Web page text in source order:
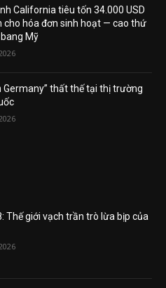
California tiêu tốn 34.000 USD
cho hóa đơn sinh hoạt — cao thứ
Mỹ
Germany” thất thế tại thị trường
Thế giới vạch trần trò lừa bịp của